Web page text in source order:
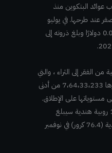
البتكوين منذ
عند طرحها. في يوليو
2010 ، انتقل سعره إلى 0.09 دولارًا وبلغ ذروته إلى
الفقر إلى الثراء ، والتي
قدمت عوائد لا تصدق قدرها 7،64،33،233 من أدنى
مستوياتها على الإطلاق.
كان الاستثمار بمبلغ 1000 روبية هندية سيبلغ
764,000,000 روبية هندية (76.4 كرور) في نوفمبر